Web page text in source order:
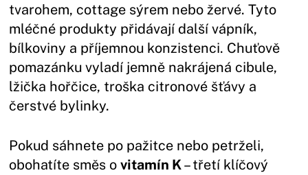
tvarohem, cottage sýrem nebo žervé. Tyto
mléčné produkty přidávají další vápník,
bílkoviny a příjemnou konzistenci. Chuťově
pomazánku vyladí jemně nakrájená cibule,
lžička hořčice, troška citronové šťávy a
čerstvé bylinky.
Pokud sáhnete po pažitce nebo petrželi,
obohatíte směs ovitamín K– třetí klíčový